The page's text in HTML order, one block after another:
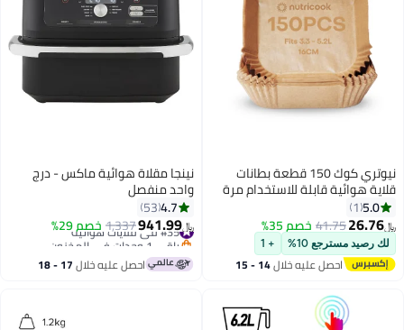
نيوتري كوك 150 قطعة بطانات
قلاية هوائية قابلة للاستخدام مرة
واحدة لقلاية نوتري كوك الصغيرة
Essentials 5.2 لتر، غير لاصقة، ورق
خبز مقاوم للماء للقلي الهوائي،
الخبز، الشواء، الميكروويف، 16 سم
5.0
1
﷼‏26.76
41.75خصم 35%
لك رصيد مسترجع 10% + 1
احصل عليه خلال 14 - 15
نينجا مقلاة هوائية ماكس - درج
واحد منفصل
4.7
53
﷼‏941.99
1,337خصم 29% #35 في قلايات هوائية
باقي 1 وحدات في المخزون
#35 في قلايات هوائية
احصل عليه خلال 17 - 18